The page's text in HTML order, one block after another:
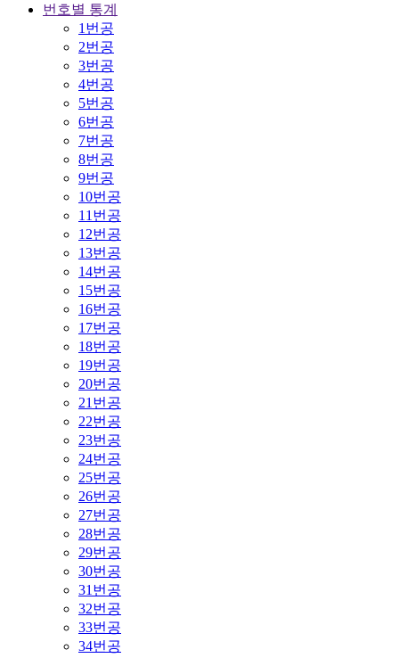
번호별 통계
1번공
2번공
3번공
4번공
5번공
6번공
7번공
8번공
9번공
10번공
11번공
12번공
13번공
14번공
15번공
16번공
17번공
18번공
19번공
20번공
21번공
22번공
23번공
24번공
25번공
26번공
27번공
28번공
29번공
30번공
31번공
32번공
33번공
34번공